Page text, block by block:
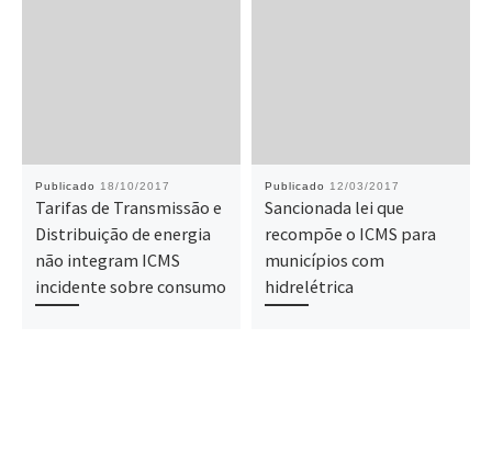
Publicado 18/10/2017
Tarifas de Transmissão e
Distribuição de energia
não integram ICMS
incidente sobre consumo
Publicado 12/03/2017
Sancionada lei que
recompõe o ICMS para
municípios com
hidrelétrica